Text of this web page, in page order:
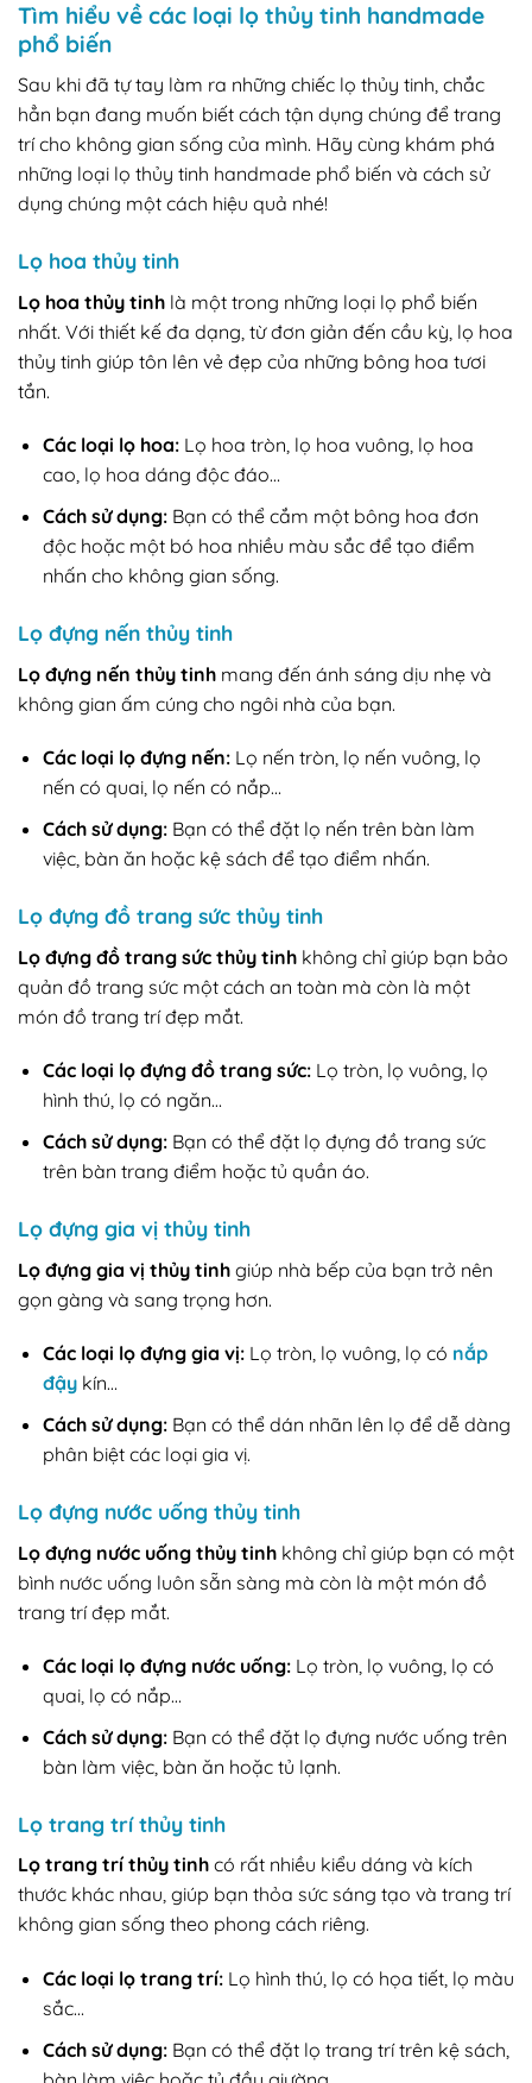
Tìm hiểu về các loại lọ thủy tinh handmade
phổ biến
Sau khi đã tự tay làm ra những chiếc lọ thủy tinh, chắc
hẳn bạn đang muốn biết cách tận dụng chúng để trang
trí cho không gian sống của mình. Hãy cùng khám phá
những loại lọ thủy tinh handmade phổ biến và cách sử
dụng chúng một cách hiệu quả nhé!
Lọ hoa thủy tinh
Lọ hoa thủy tinh là một trong những loại lọ phổ biến
nhất. Với thiết kế đa dạng, từ đơn giản đến cầu kỳ, lọ hoa
thủy tinh giúp tôn lên vẻ đẹp của những bông hoa tươi
tắn.
Các loại lọ hoa:Lọ hoa tròn, lọ hoa vuông, lọ hoa
cao, lọ hoa dáng độc đáo…
Cách sử dụng:Bạn có thể cắm một bông hoa đơn
độc hoặc một bó hoa nhiều màu sắc để tạo điểm
nhấn cho không gian sống.
Lọ đựng nến thủy tinh
Lọ đựng nến thủy tinh mang đến ánh sáng dịu nhẹ và
không gian ấm cúng cho ngôi nhà của bạn.
Các loại lọ đựng nến:Lọ nến tròn, lọ nến vuông, lọ
nến có quai, lọ nến có nắp…
Cách sử dụng:Bạn có thể đặt lọ nến trên bàn làm
việc, bàn ăn hoặc kệ sách để tạo điểm nhấn.
Lọ đựng đồ trang sức thủy tinh
Lọ đựng đồ trang sức thủy tinh không chỉ giúp bạn bảo
quản đồ trang sức một cách an toàn mà còn là một
món đồ trang trí đẹp mắt.
Các loại lọ đựng đồ trang sức:Lọ tròn, lọ vuông, lọ
hình thú, lọ có ngăn…
Cách sử dụng:Bạn có thể đặt lọ đựng đồ trang sức
trên bàn trang điểm hoặc tủ quần áo.
Lọ đựng gia vị thủy tinh
Lọ đựng gia vị thủy tinh giúp nhà bếp của bạn trở nên
gọn gàng và sang trọng hơn.
Các loại lọ đựng gia vị:Lọ tròn, lọ vuông, lọ có nắp
đậykín…
Cách sử dụng:Bạn có thể dán nhãn lên lọ để dễ dàng
phân biệt các loại gia vị.
Lọ đựng nước uống thủy tinh
Lọ đựng nước uống thủy tinh không chỉ giúp bạn có một
bình nước uống luôn sẵn sàng mà còn là một món đồ
trang trí đẹp mắt.
Các loại lọ đựng nước uống:Lọ tròn, lọ vuông, lọ có
quai, lọ có nắp…
Cách sử dụng:Bạn có thể đặt lọ đựng nước uống trên
bàn làm việc, bàn ăn hoặc tủ lạnh.
Lọ trang trí thủy tinh
Lọ trang trí thủy tinh có rất nhiều kiểu dáng và kích
thước khác nhau, giúp bạn thỏa sức sáng tạo và trang trí
không gian sống theo phong cách riêng.
Các loại lọ trang trí:Lọ hình thú, lọ có họa tiết, lọ màu
sắc…
Cách sử dụng:Bạn có thể đặt lọ trang trí trên kệ sách,